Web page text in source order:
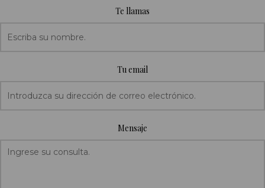
Te llamas
Tu email
Mensaje